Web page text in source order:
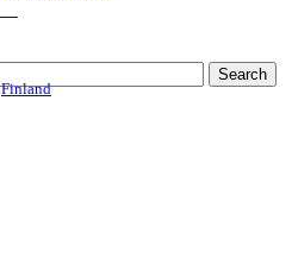
Finland